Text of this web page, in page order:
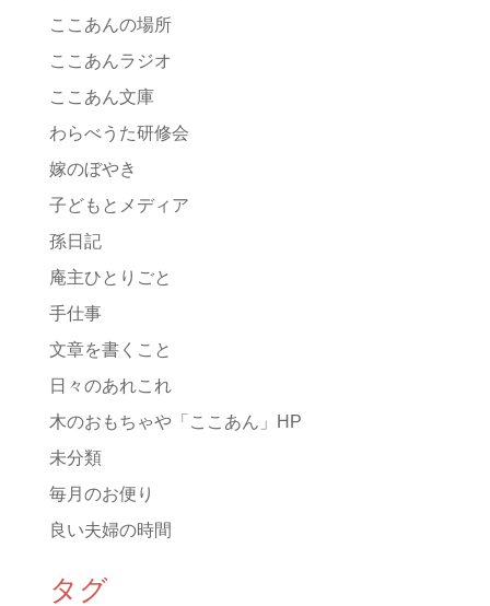
ここあんの場所
ここあんラジオ
ここあん文庫
わらべうた研修会
嫁のぼやき
子どもとメディア
孫日記
庵主ひとりごと
手仕事
文章を書くこと
日々のあれこれ
木のおもちゃや「ここあん」HP
未分類
毎月のお便り
良い夫婦の時間
タグ